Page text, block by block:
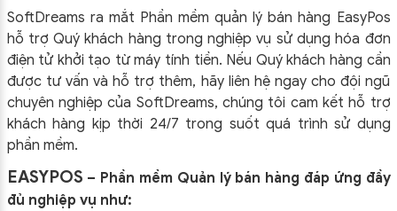
SoftDreams ra mắt Phần mềm quản lý bán hàng EasyPos
hỗ trợ Quý khách hàng trong nghiệp vụ sử dụnghóa đơn
điện tử khởi tạo từ máy tính tiền. Nếu Quý khách hàng cần
được tư vấn và hỗ trợ thêm, hãy liên hệ ngay cho đội ngũ
chuyên nghiệp của SoftDreams, chúng tôi cam kết hỗ trợ
khách hàng kịp thời 24/7 trong suốt quá trình sử dụng
phần mềm.
EASYPOS – Phần mềm Quản lý bán hàng đáp ứng đầy
đủ nghiệp vụ như: